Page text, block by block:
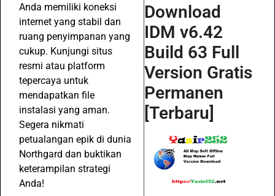
Anda memiliki koneksi
internet yang stabil dan
ruang penyimpanan yang
cukup. Kunjungi situs
resmi atau platform
tepercaya untuk
mendapatkan file
instalasi yang aman.
Segera nikmati
petualangan epik di dunia
Northgard dan buktikan
keterampilan strategi
Anda!
Download
IDM v6.42
Build 63 Full
Version Gratis
Permanen
[Terbaru]